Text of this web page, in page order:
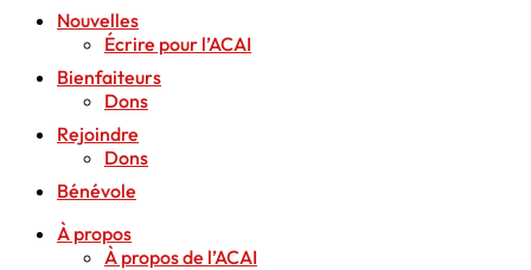
Nouvelles
Écrire pour l’ACAI
Bienfaiteurs
Dons
Rejoindre
Dons
Bénévole
À propos
À propos de l’ACAI